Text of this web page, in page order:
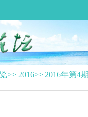
>> 2016>> 2016年第4期